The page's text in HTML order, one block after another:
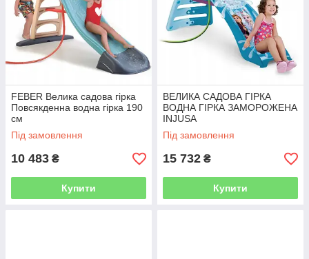
FEBER Велика садова гірка
Повсякденна водна гірка 190
см
Під замовлення
10 483 ₴
Купити
ВЕЛИКА САДОВА ГІРКА
ВОДНА ГІРКА ЗАМОРОЖЕНА
INJUSA
Під замовлення
15 732 ₴
Купити